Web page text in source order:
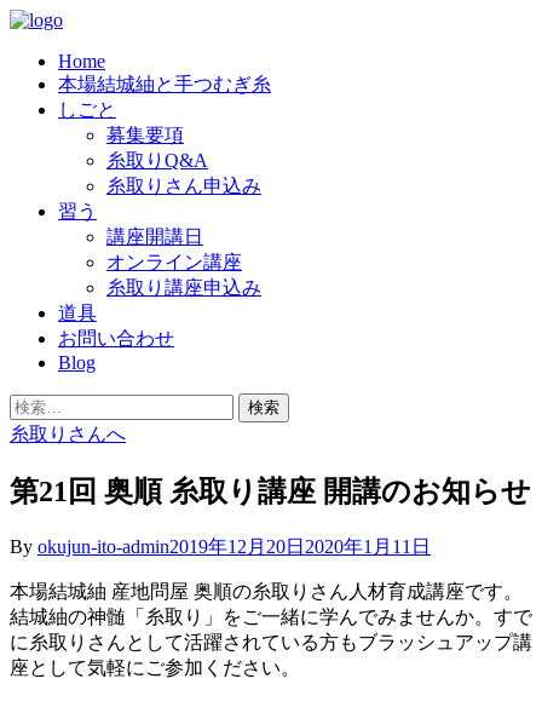
Skip
content
奥順株式会社
結城紬の老舗「奥順」では、良質の糸を
つむいでくださる糸取りさんを、随時
募集しています。
Home
本場結城紬と手つむぎ糸
しごと
募集要項
糸取りQ&A
糸取りさん申込み
習う
講座開講日
オンライン講座
糸取り講座申込み
道具
お問い合わせ
Blog
検
索:
糸取りさんへ
第21回 奥順 糸取り講座 開講のお知らせ
By okujun-ito-admin2019年12月20日 2020年1月11日
本場結城紬 産地問屋 奥順の糸取りさん人材育成講座です。
結城紬の神髄「糸取り」をご一緒に学んでみませんか。すで
に糸取りさんとして活躍されている方もブラッシュアップ講
座として気軽にご参加ください。